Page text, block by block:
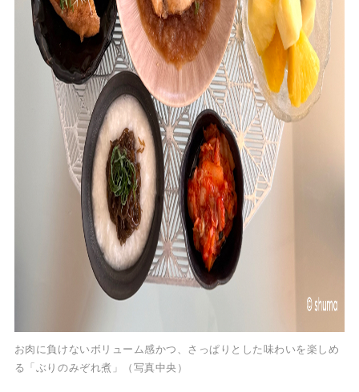
お肉に負けないボリューム感かつ、さっぱりとした味わいを楽しめ
る「ぶりのみぞれ煮」（写真中央）